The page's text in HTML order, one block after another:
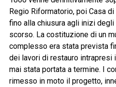
Regio Riformatorio, poi Casa
fino alla chiusura agli inizi
scorso. La costituzione di un
complesso era stata prevista
dei lavori di restauro intrapresi
mai stata portata a termine. I
rimesso in moto il progetto,